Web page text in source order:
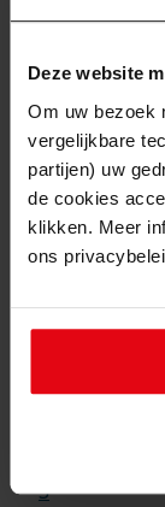
Deze website
Om uw bezoek
vergelijkbare
partijen) uw
de cookies
klikken. Meer
ons
1
3